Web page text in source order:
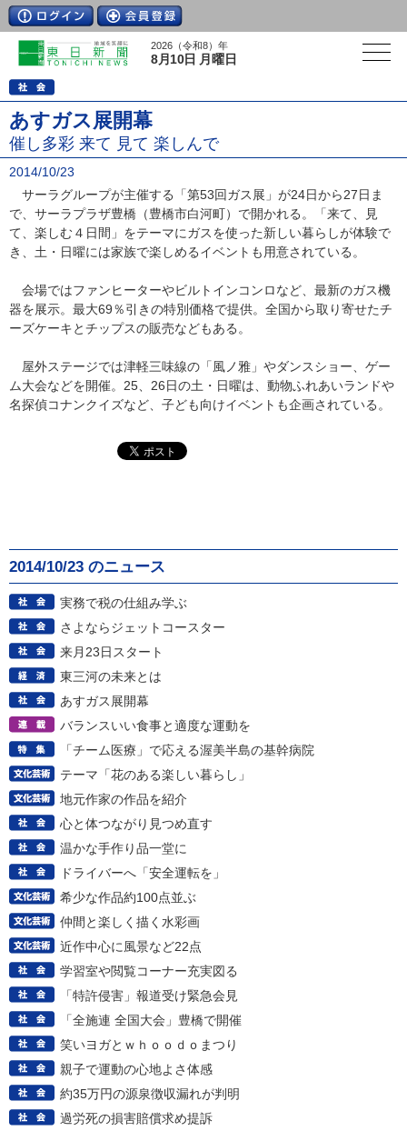
2026（令和8）年
8月10日 月曜日
あすガス展開幕
催し多彩 来て 見て 楽しんで
2014/10/23
サーラグループが主催する「第53回ガス展」が24日から27日ま
で、サーラプラザ豊橋（豊橋市白河町）で開かれる。「来て、見
て、楽しむ４日間」をテーマにガスを使った新しい暮らしが体験で
き、土・日曜には家族で楽しめるイベントも用意されている。
会場ではファンヒーターやビルトインコンロなど、最新のガス機
器を展示。最大69％引きの特別価格で提供。全国から取り寄せたチ
ーズケーキとチップスの販売などもある。
屋外ステージでは津軽三味線の「風ノ雅」やダンスショー、ゲー
ム大会などを開催。25、26日の土・日曜は、動物ふれあいランドや
名探偵コナンクイズなど、子ども向けイベントも企画されている。
2014/10/23 のニュース
実務で税の仕組み学ぶ
さよならジェットコースター
来月23日スタート
東三河の未来とは
あすガス展開幕
バランスいい食事と適度な運動を
「チーム医療」で応える渥美半島の基幹病院
テーマ「花のある楽しい暮らし」
地元作家の作品を紹介
心と体つながり見つめ直す
温かな手作り品一堂に
ドライバーへ「安全運転を」
希少な作品約100点並ぶ
仲間と楽しく描く水彩画
近作中心に風景など22点
学習室や閲覧コーナー充実図る
「特許侵害」報道受け緊急会見
「全施連 全国大会」豊橋で開催
笑いヨガとｗｈｏｏｄｏまつり
親子で運動の心地よさ体感
約35万円の源泉徴収漏れが判明
過労死の損害賠償求め提訴